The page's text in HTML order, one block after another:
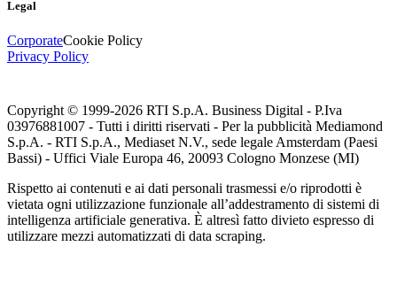
Legal
CorporateCookie Policy
Privacy Policy
Copyright © 1999-2026 RTI S.p.A. Business Digital - P.Iva
03976881007 - Tutti i diritti riservati - Per la pubblicità Mediamond
S.p.A. - RTI S.p.A., Mediaset N.V., sede legale Amsterdam (Paesi
Bassi) - Uffici Viale Europa 46, 20093 Cologno Monzese (MI)
Rispetto ai contenuti e ai dati personali trasmessi e/o riprodotti è
vietata ogni utilizzazione funzionale all’addestramento di sistemi di
intelligenza artificiale generativa. È altresì fatto divieto espresso di
utilizzare mezzi automatizzati di data scraping.